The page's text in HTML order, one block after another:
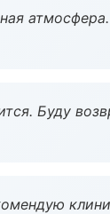
атмосфера.
Буду